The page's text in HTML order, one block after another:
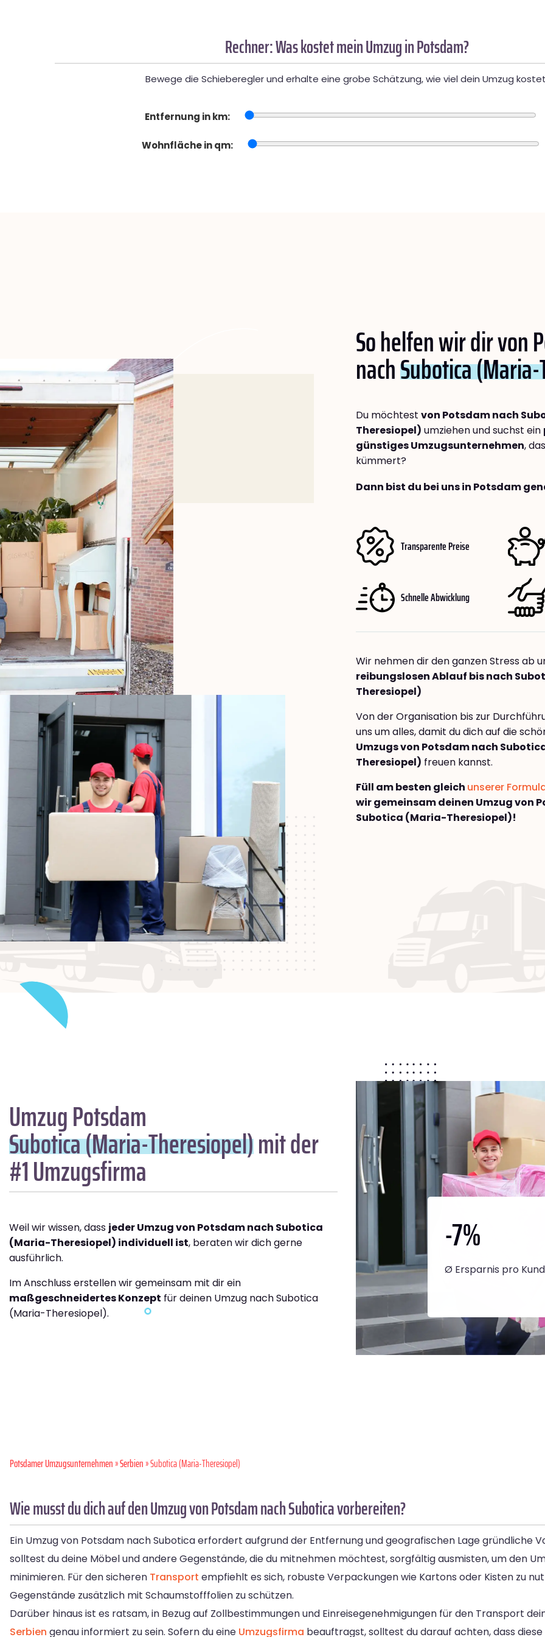
Rechner: Was kostet mein Umzug in Potsdam?
Bewege die Schieberegler und erhalte eine grobe Schätzung, wie viel dein Umzug
Entfernung in km:
Wohnfläche in qm:
So helfen wir dir von
nachSubotica
Du möchtest von Potsdam nach
Theresiopel) umziehen und suchst ein
günstiges Umzugsunternehmen,
kümmert?
Dann bist du bei uns in Potsdam
Transparente Preise
Schnelle Abwicklung
Wir nehmen dir den ganzen Stress ab
reibungslosen Ablauf bis nach
Theresiopel)
Von der Organisation bis zur
uns um alles, damit du dich auf die
Umzugs von Potsdam nach
Theresiopel) freuen kannst.
Füll am besten gleich unserer
wir gemeinsam deinen Umzug von
Subotica (Maria-Theresiopel)!
Umzug Potsdam
Subotica (Maria-Theresiopel)mit der
#1 Umzugsfirma
Weil wir wissen, dass jeder Umzug von Potsdam nach Subotica
(Maria-Theresiopel) individuell ist, beraten wir dich gerne
ausführlich.
Im Anschluss erstellen wir gemeinsam mit dir ein
maßgeschneidertes Konzept für deinen Umzug nach Subotica
(Maria-Theresiopel).
-7%
Ø Ersparnis pro
Potsdamer Umzugsunternehmen»Serbien» Subotica (Maria-Theresiopel)
Wie musst du dich auf den Umzug von Potsdam nach Subotica vorbereiten?
Ein Umzug von Potsdam nach Subotica erfordert aufgrund der Entfernung und geografischen Lage gründliche
solltest du deine Möbel und andere Gegenstände, die du mitnehmen möchtest, sorgfältig ausmisten, um den
minimieren. Für den sicheren Transport empfiehlt es sich, robuste Verpackungen wie Kartons oder Kisten zu
Gegenstände zusätzlich mit Schaumstofffolien zu schützen.
Darüber hinaus ist es ratsam, in Bezug auf Zollbestimmungen und Einreisegenehmigungen für den Transport
Serbien genau informiert zu sein. Sofern du eine Umzugsfirma beauftragst, solltest du darauf achten, dass